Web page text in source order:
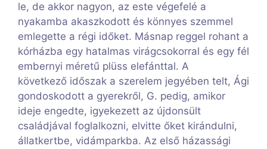
le, de akkor nagyon, az este végefelé a
nyakamba akaszkodott és könnyes szemmel
emlegette a régi időket. Másnap reggel rohant a
kórházba egy hatalmas virágcsokorral és egy fél
embernyi méretű plüss elefánttal. A
következő időszak a szerelem jegyében telt, Ági
gondoskodott a gyerekről, G. pedig, amikor
ideje engedte, igyekezett az újdonsült
családjával foglalkozni, elvitte őket kirándulni,
állatkertbe, vidámparkba. Az első házassági